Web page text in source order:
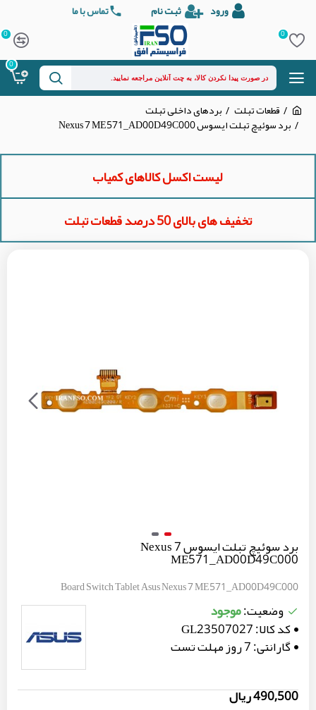
ورود ثبت نام تماس با ما
0
0
0
قطعات تبلت بردهای داخلی تبلت
برد سوئیچ تبلت ایسوس Nexus 7 ME571_AD00D49C000
لیست اکسل کالاهای کمیاب
تخفیف های بالای 50 درصد قطعات تبلت
برد سوئیچ تبلت ایسوس Nexus 7
ME571_AD00D49C000
Board Switch Tablet Asus Nexus 7 ME571_AD00D49C000
وضعیت:موجود
کد کالا:GL23507027
گارانتی:7 روز مهلت تست
490,500 ریال